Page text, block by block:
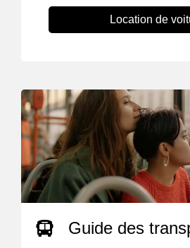
Location de
Guide des